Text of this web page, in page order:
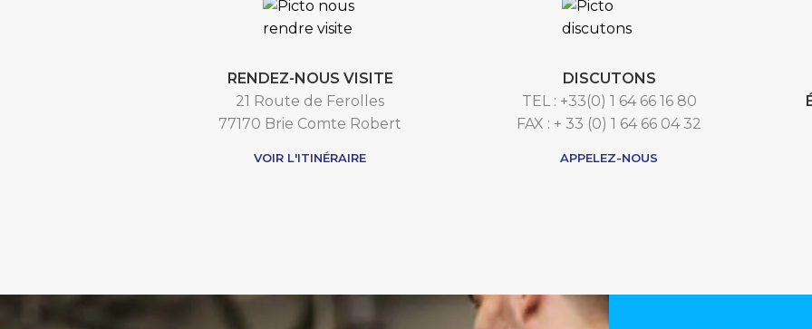
RENDEZ-NOUS VISITE
21 Route de Ferolles
77170 Brie Comte Robert
VOIR L'ITINÉRAIRE
DISCUTONS
TEL : +33(0) 1 64 66 16 80
FAX : + 33 (0) 1 64 66 04 32
APPELEZ-NOUS